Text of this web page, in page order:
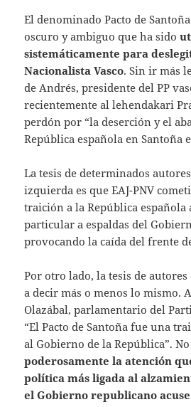
El denominado Pacto de
oscuro y ambiguo que ha sido
sistemáticamente para
Nacionalista Vasco. Sin ir más
de Andrés, presidente del PP
recientemente al lehendakari
perdón por “la deserción y el
República española en Santoña
La tesis de determinados
izquierda es que EAJ-PNV
traición a la República española
particular a espaldas del
provocando la caída del frente
Por otro lado, la tesis de
a decir más o menos lo mismo.
Olazábal, parlamentario del
“El Pacto de Santoña fue una
al Gobierno de la República”.
poderosamente la atención
política más ligada al
el Gobierno republicano acuse